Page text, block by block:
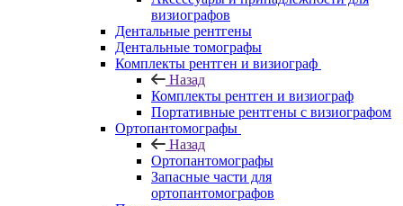
визиографов
Дентальные рентгены
Дентальные томографы
Комплекты рентген и визиограф
Назад
Комплекты рентген и визиограф
Портативные рентгены с визиографом
Ортопантомографы
Назад
Ортопантомографы
Запасные части для
ортопантомографов